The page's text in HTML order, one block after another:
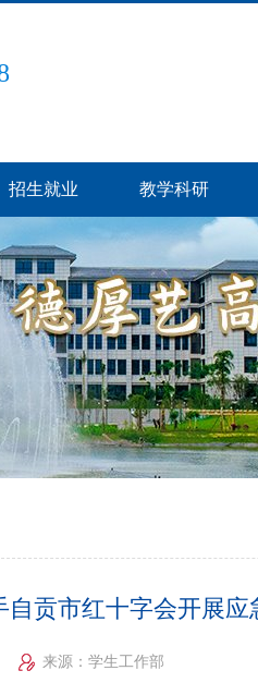
招生就业 教学科研
贡市红十字会开展应
来源：学生工作部